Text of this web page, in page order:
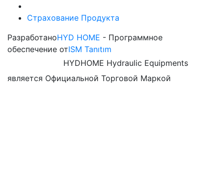
Страхование Продукта
РазработаноHYD HOME - Программное
обеспечение отISM Tanıtım
HYDHOME Hydraulic Equipments
является Официальной Торговой Маркой